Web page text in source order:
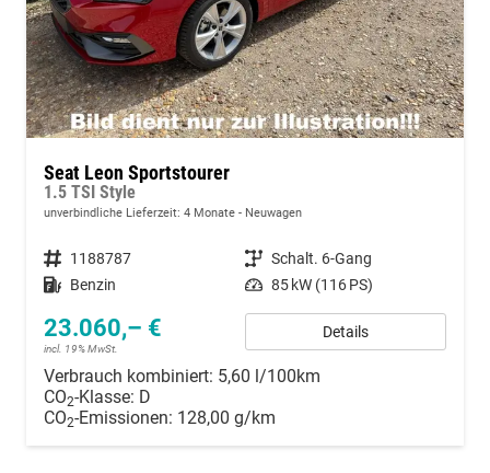
Seat Leon Sportstourer
1.5 TSI Style
unverbindliche Lieferzeit: 4 Monate Neuwagen
Fahrzeugnummer 1188787 Getriebe Schalt. 6-Gang
Kraftstoff Benzin Leistung 85 kW (116 PS)
23.060,– €
incl. 19% MwSt.
Details
Verbrauch kombiniert: 5,60 l/100km
CO2-Klasse: D
CO2-Emissionen: 128,00 g/km